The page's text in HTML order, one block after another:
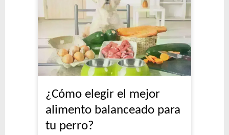
¿Cómo elegir el mejor
alimento balanceado para
tu perro?